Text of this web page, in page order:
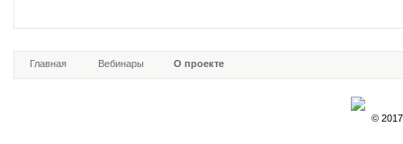
Главная Вебинары О проекте
©